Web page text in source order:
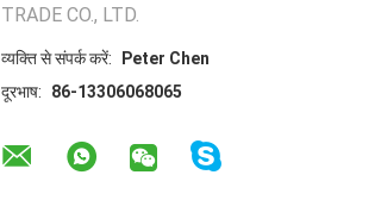
TRADE CO., LTD.
व्यक्ति से संपर्क करें:
Peter Chen
दूरभाष:
86-13306068065